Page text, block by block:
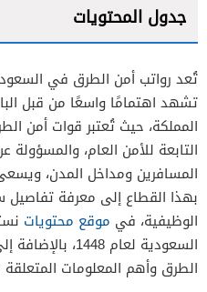
جدول المحتويات
رواتب الأفراد امن الطرق 1448 في
رواتب الضباط امن الطرق 1448 في
تشهد اهتمامًا واسعًا من قبل
المملكة، حيث تُعتبر قوات أمن
التابعة للأمن العام،
المسافرين ومداخل المدن،
بهذا القطاع إلى معرفة تفاصيل
الوظيفية، في موقع محتويات
السعودية لعام
الطرق وأهم المعلومات المتعلقة